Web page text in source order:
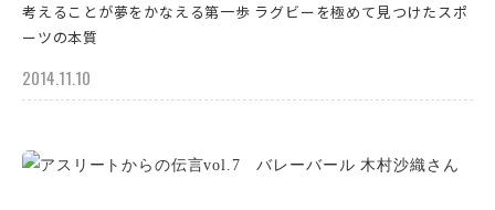
考えることが夢をかなえる第一歩 ラグビーを極めて見つけたスポ
ーツの本質
2014.11.10